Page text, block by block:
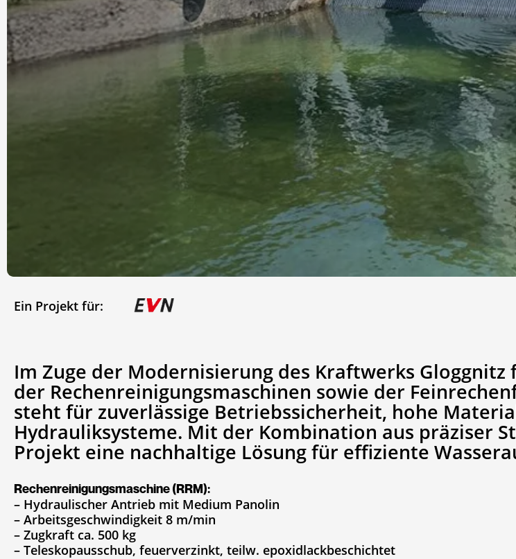
Ein Projekt für:
Im Zuge der Modernisierung des Kraftwerks
der Rechenreinigungsmaschinen sowie der
steht für zuverlässige Betriebssicherheit, hohe
Hydrauliksysteme. Mit der Kombination aus präziser
Projekt eine nachhaltige Lösung für effiziente
Rechenreinigungsmaschine (RRM):
– Hydraulischer Antrieb mit Medium Panolin
– Arbeitsgeschwindigkeit 8 m/min
– Zugkraft ca. 500 kg
– Teleskopausschub, feuerverzinkt, teilw. epoxidlackbeschichtet